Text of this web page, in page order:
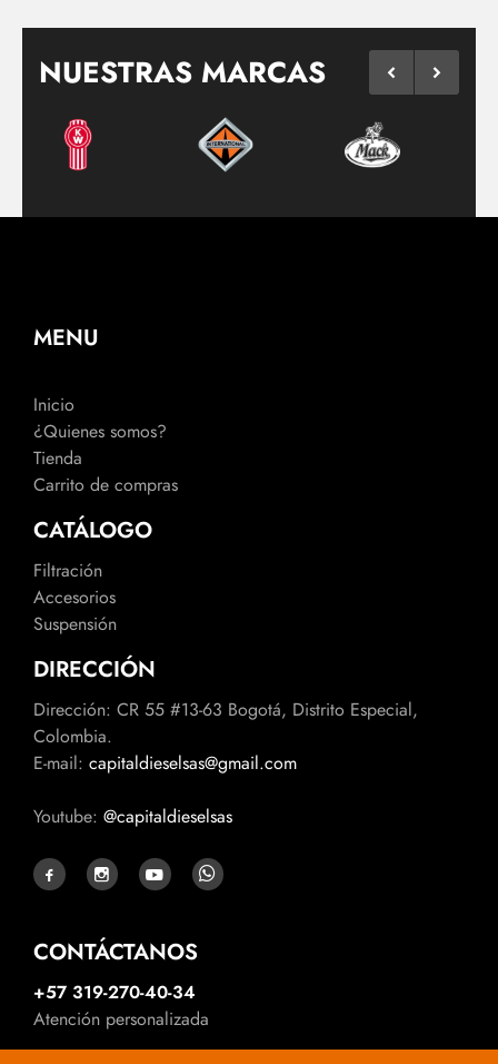
NUESTRAS MARCAS
MENU
Inicio
¿Quienes somos?
Tienda
Carrito de compras
CATÁLOGO
Filtración
Accesorios
Suspensión
DIRECCIÓN
Dirección: CR 55 #13-63 Bogotá, Distrito Especial,
Colombia.
E-mail: capitaldieselsas@gmail.com
Youtube: @capitaldieselsas
CONTÁCTANOS
+57 319-270-40-34
Atención personalizada